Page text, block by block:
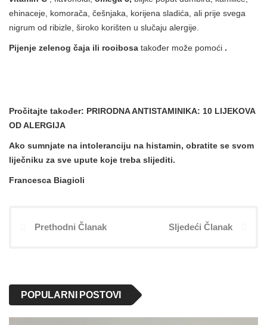
ehinaceje, komorača, češnjaka, korijena sladića, ali prije svega
nigrum od ribizle, široko korišten u slučaju alergije.
Pijenje zelenog čaja ili rooibosa također može pomoći .
Pročitajte također: PRIRODNA ANTISTAMINIKA: 10 LIJEKOVA
OD ALERGIJA
Ako sumnjate na intoleranciju na histamin, obratite se svom
liječniku za sve upute koje treba slijediti.
Francesca Biagioli
Prethodni Članak Sljedeći Članak
POPULARNI POSTOVI